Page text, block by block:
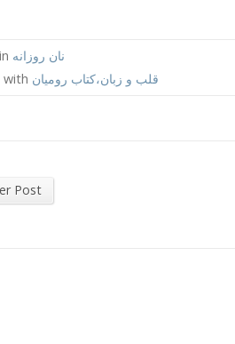
نان روزانه
with قلب و زبان،کتاب رومیان
Post